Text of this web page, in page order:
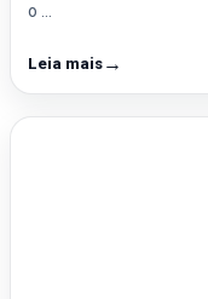
o …
Leia mais →